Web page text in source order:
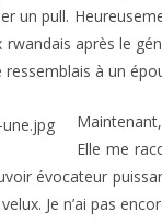
un pull.
rwandais après le
ressemblais à un
Elle me
évocateur
Je n’ai pas